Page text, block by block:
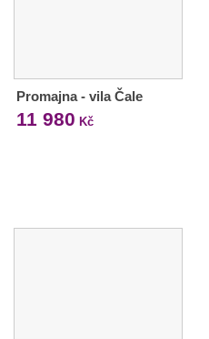
Promajna - vila Čale
11 980 Kč